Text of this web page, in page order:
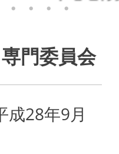
門委員会
28年9月